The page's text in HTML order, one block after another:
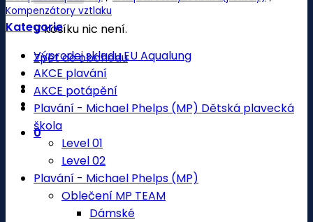
V košíku nic není.
Zpět do obchodu
0
Kompenzátory vztlaku
Kategorie
Výprodej skladu EU Aqualung
AKCE plavání
AKCE potápění
Plavání - Michael Phelps (MP) Dětská plavecká
škola
Level 01
Level 02
Plavání - Michael Phelps (MP)
Oblečení MP TEAM
Dámské